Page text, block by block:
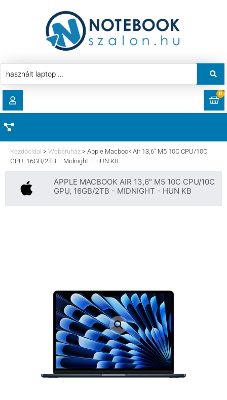
LETÖLTÉSEK
CÍMEK
0
HASZNÁLT LAPTOP
AKCIÓ
Kezdőoldal > Webáruház > Apple Macbook Air 13,6″ M5 10C CPU/10C
GPU, 16GB/2TB – Midnight – HUN KB
APPLE MACBOOK AIR 13,6" M5 10C CPU/10C
GPU, 16GB/2TB - MIDNIGHT - HUN KB